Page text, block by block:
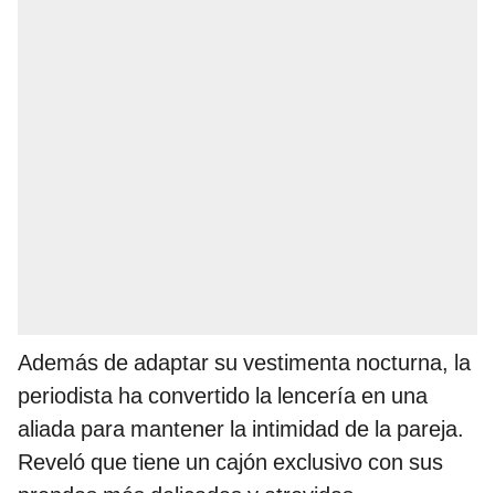
Además de adaptar su vestimenta nocturna, la
periodista ha convertido la lencería en una
aliada para mantener la intimidad de la pareja.
Reveló que tiene un cajón exclusivo con sus